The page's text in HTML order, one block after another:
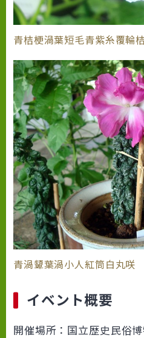
青桔梗渦葉短毛青紫糸覆輪
青渦顰葉渦小人紅筒白丸咲
イベント概要
開催場所：国立歴史民俗